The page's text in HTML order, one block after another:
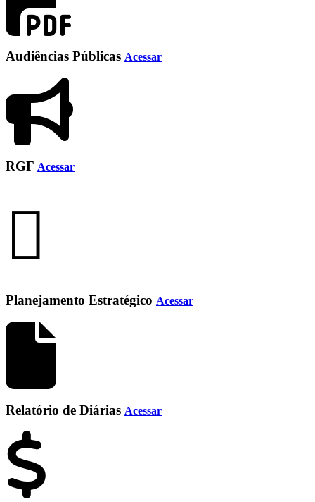
Audiências Públicas Acessar
RGF Acessar
Planejamento Estratégico Acessar
Relatório de Diárias Acessar